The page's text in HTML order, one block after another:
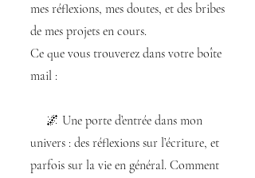
mes réflexions, mes doutes, et des bribes
de mes projets en cours.
Ce que vous trouverez dans votre boîte
mail :
🌌 Une porte d’entrée dans mon
univers : des réflexions sur l’écriture, et
parfois sur la vie en général. Comment